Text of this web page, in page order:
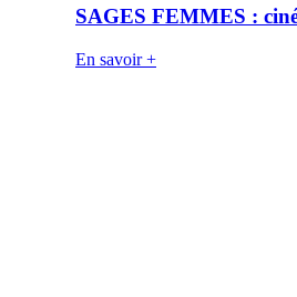
SAGES FEMMES :
En savoir +